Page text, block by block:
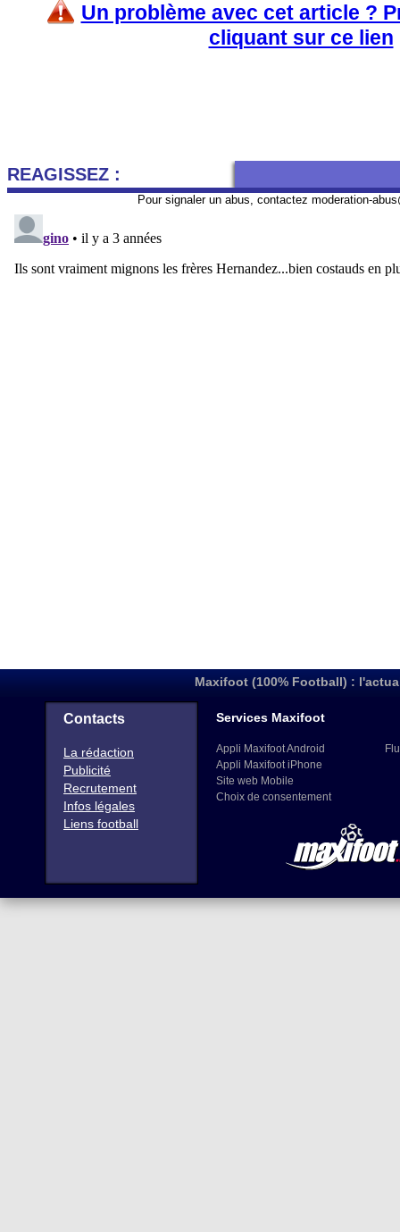
Un problème avec cet article ?
cliquant sur ce lien
REAGISSEZ :
Pour signaler un abus, contactez moderation-
Maxifoot (100% Football) :
Contacts
La rédaction
Publicité
Recrutement
Infos légales
Liens football
Services Maxifoot
Appli Maxifoot Android
Appli Maxifoot iPhone
Site web Mobile
Choix de consentement